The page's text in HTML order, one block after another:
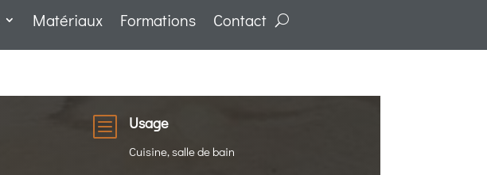
Matériaux Formations Contact
b Usage
Cuisine, salle de bain